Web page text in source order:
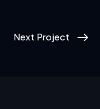
Next Project